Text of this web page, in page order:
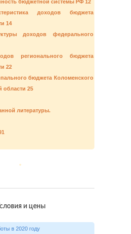
бюджетной системы РФ 12
доходов бюджета
14
доходов федерального
регионального бюджета
22
бюджета Коломенского
области 25
литературы.
и цены
работы в 2020 году